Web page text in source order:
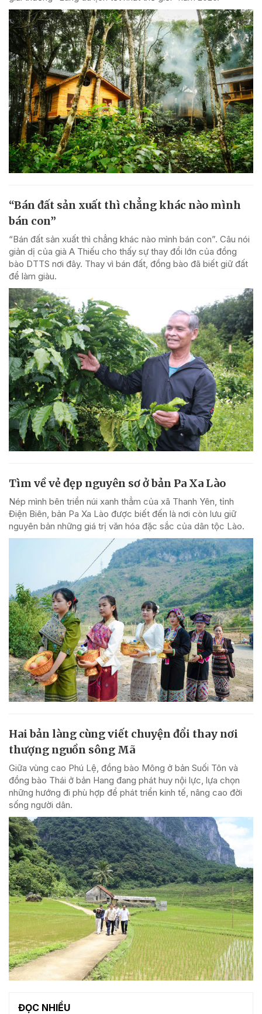
“Bán đất sản xuất thì chẳng khác nào mình
bán con”
“Bán đất sản xuất thì chẳng khác nào mình bán con”. Câu nói
giản dị của già A Thiếu cho thấy sự thay đổi lớn của đồng
bào DTTS nơi đây. Thay vì bán đất, đồng bào đã biết giữ đất
để làm giàu.
Tìm về vẻ đẹp nguyên sơ ở bản Pa Xa Lào
Nép mình bên triền núi xanh thẳm của xã Thanh Yên, tỉnh
Điện Biên, bản Pa Xa Lào được biết đến là nơi còn lưu giữ
nguyên bản những giá trị văn hóa đặc sắc của dân tộc Lào.
Hai bản làng cùng viết chuyện đổi thay nơi
thượng nguồn sông Mã
Giữa vùng cao Phú Lệ, đồng bào Mông ở bản Suối Tôn và
đồng bào Thái ở bản Hang đang phát huy nội lực, lựa chọn
những hướng đi phù hợp để phát triển kinh tế, nâng cao đời
sống người dân.
ĐỌC NHIỀU